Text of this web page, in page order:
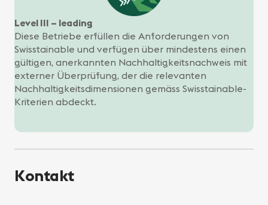
Level III – leading
Diese Betriebe erfüllen die Anforderungen von
Swisstainable und verfügen über mindestens einen
gültigen, anerkannten Nachhaltigkeitsnachweis mit
externer Überprüfung, der die relevanten
Nachhaltigkeitsdimensionen gemäss Swisstainable-
Kriterien abdeckt.
Kontakt